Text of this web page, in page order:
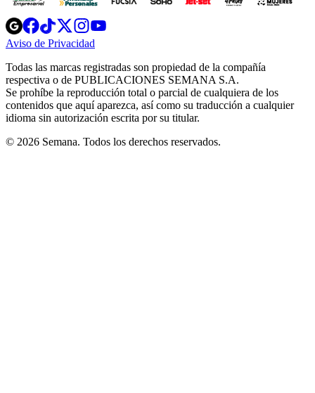
Opens
in
new
Opens
in
new
Opens
in
new
window
Opens
new
windowwindow
Aviso de Privacidad
new
window
Todas las marcas registradas son propiedad de la compañía
respectiva o de PUBLICACIONES SEMANA S.A.
Se prohíbe la reproducción total o parcial de cualquiera de los
contenidos que aquí aparezca, así como su traducción a cualquier
idioma sin autorización escrita por su titular.
© 2026 Semana. Todos los derechos reservados.